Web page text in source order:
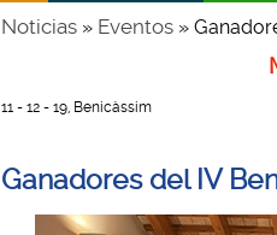
Noticias» Eventos»
11 - 12 - 19, Benicàssim
Ganadores del IV